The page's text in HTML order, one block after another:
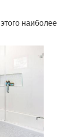
наиболее